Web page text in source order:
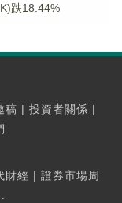
跌18.44%
稿 | 投資者關係 |
財經 | 證券市場周